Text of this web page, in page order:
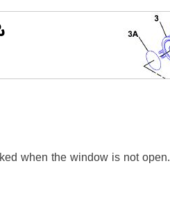
when the window is not open.